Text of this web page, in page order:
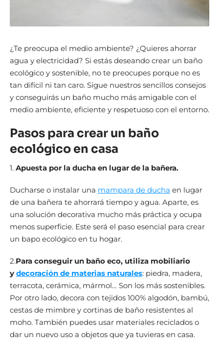
¿Te preocupa el medio ambiente? ¿Quieres ahorrar
agua y electricidad? Si estás deseando crear un baño
ecológico y sostenible, no te preocupes porque no es
tan difícil ni tan caro. Sigue nuestros sencillos consejos
y conseguirás un baño mucho más amigable con el
medio ambiente, eficiente y respetuoso con el entorno.
Pasos para crear un baño
ecológico en casa
1. Apuesta por la ducha en lugar de la bañera.
Ducharse o instalar una mampara de ducha en lugar
de una bañera te ahorrará tiempo y agua. Aparte, es
una solución decorativa mucho más práctica y ocupa
menos superficie. Este será el paso esencial para crear
un bapo ecológico en tu hogar.
2.Para conseguir un baño eco, utiliza mobiliario
y decoración de materias naturales: piedra, madera,
terracota, cerámica, mármol… Son los más sostenibles.
Por otro lado, decora con tejidos 100% algodón, bambú,
cestas de mimbre y cortinas de baño resistentes al
moho. También puedes usar materiales reciclados o
dar un nuevo uso a objetos que ya tuvieras en casa.